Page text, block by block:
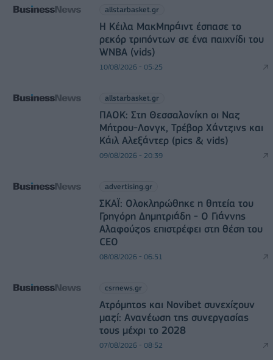
allstarbasket.gr
Η Κέιλα ΜακΜπράιντ έσπασε το
ρεκόρ τριπόντων σε ένα παιχνίδι του
WNBA (vids)
10/08/2026 - 05:25
allstarbasket.gr
ΠΑΟΚ: Στη Θεσσαλονίκη οι Ναζ
Μήτρου-Λονγκ, Τρέβορ Χάντζινς και
Κάιλ Αλεξάντερ (pics & vids)
09/08/2026 - 20:39
advertising.gr
ΣΚΑΪ: Ολοκληρώθηκε η θητεία του
Γρηγόρη Δημητριάδη - Ο Γιάννης
Αλαφούζος επιστρέφει στη θέση του
CEO
08/08/2026 - 06:51
csrnews.gr
Ατρόμητος και Novibet συνεχίζουν
μαζί: Ανανέωση της συνεργασίας
τους μέχρι το 2028
07/08/2026 - 08:52